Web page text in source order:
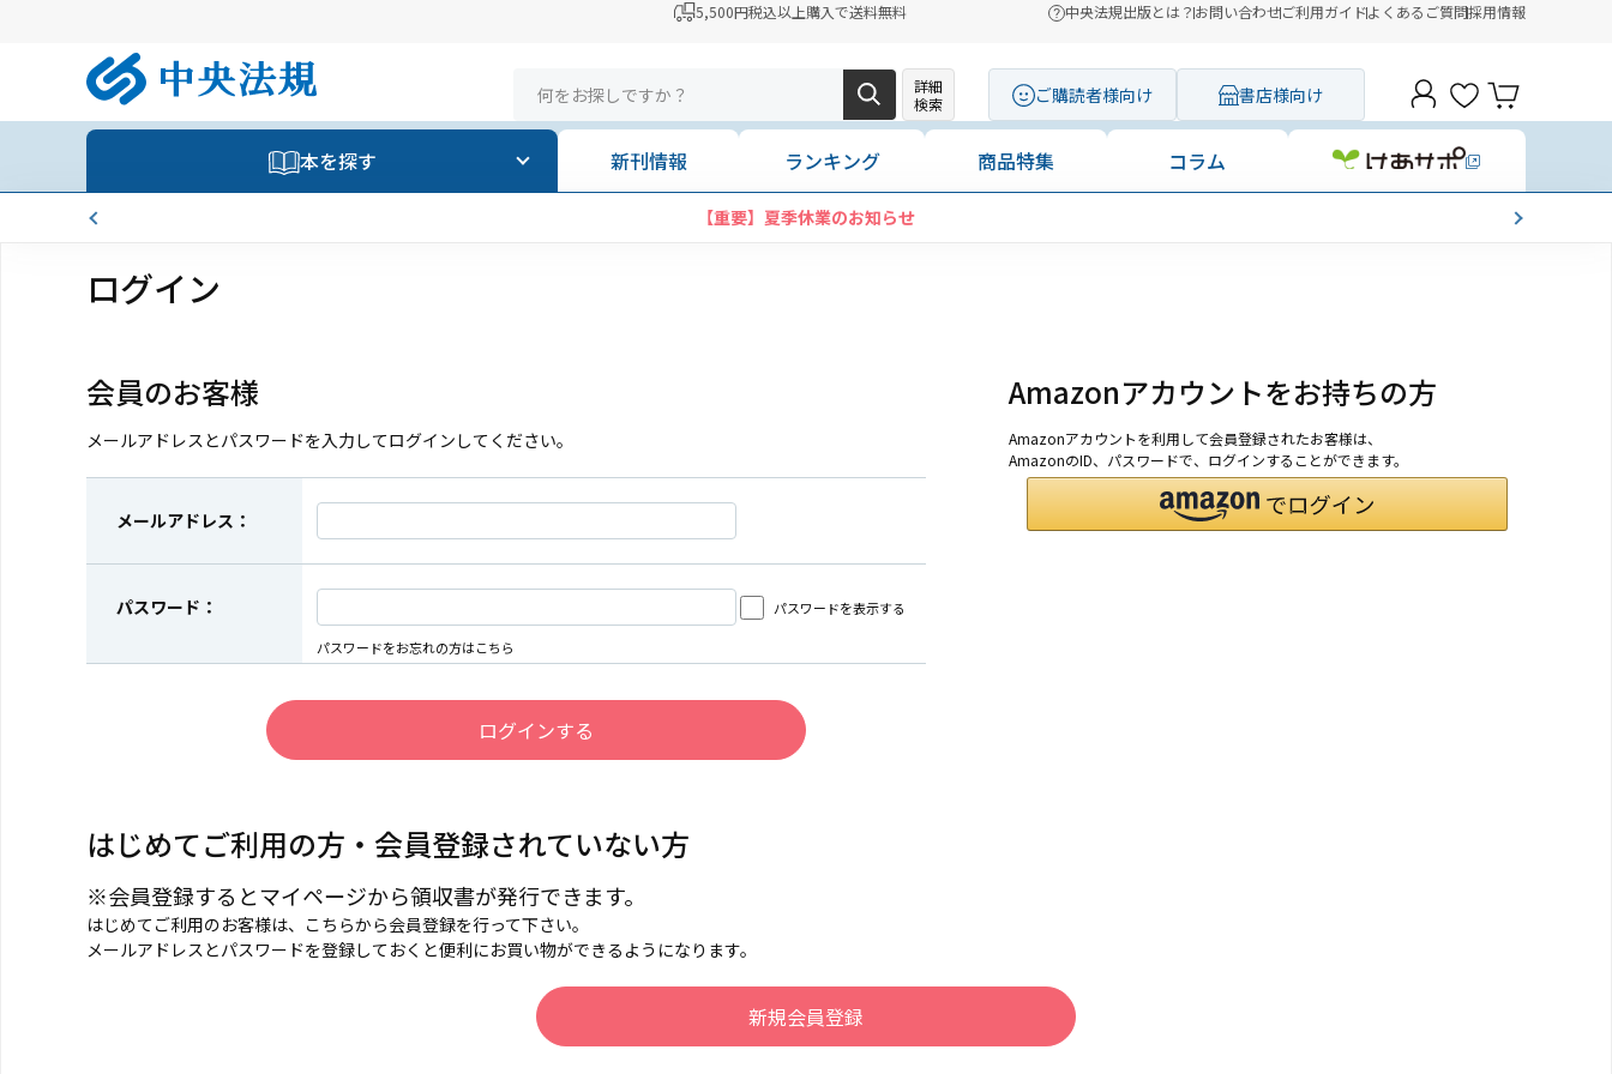
5,500円税込以上購入で送料無料 中央法規出版とは？お問い合わせご利用ガイドよくあるご質問採用情報
詳細
検索
ご購読者様向け 書店様向け
本を探す 新刊情報 ランキング 商品特集 コラム
【重要】夏季休業のお知らせ
ログイン
会員のお客様
メールアドレスとパスワードを入力してログインしてください。
メールアドレス：
パスワード： パスワードを表示する
パスワードをお忘れの方はこちら
Amazonアカウントをお持ちの方
Amazonアカウントを利用して会員登録されたお客様は、
AmazonのID、パスワードで、ログインすることができます。
はじめてご利用の方・会員登録されていない方
※会員登録するとマイページから領収書が発行できます。
はじめてご利用のお客様は、こちらから会員登録を行って下さい。
メールアドレスとパスワードを登録しておくと便利にお買い物ができるようになります。